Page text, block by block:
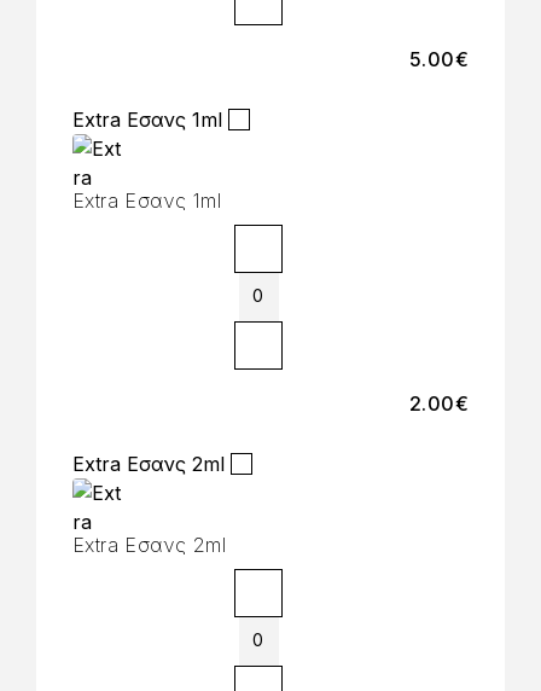
5.00€
Extra Εσανς 1ml
Extra Εσανς 1ml
2.00€
Extra Εσανς 2ml
Extra Εσανς 2ml